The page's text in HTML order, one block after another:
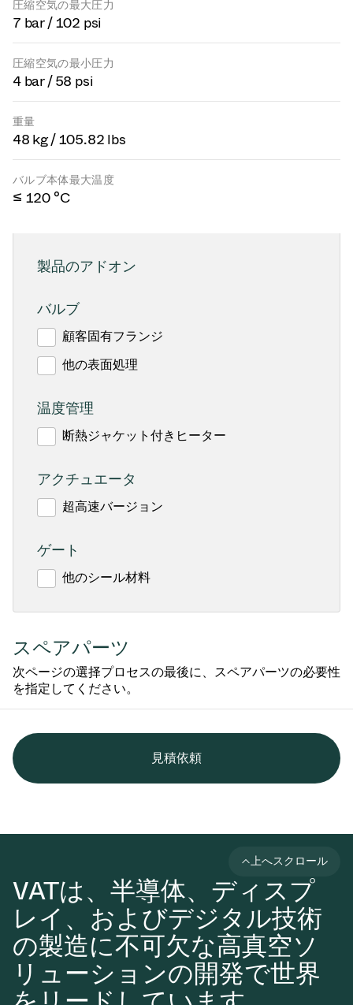
圧縮空気の最大圧力
7 bar / 102 psi
圧縮空気の最小圧力
4 bar / 58 psi
重量
48 kg / 105.82 lbs
バルブ本体最大温度
≤ 120 °C
製品のアドオン
バルブ
顧客固有フランジ
他の表面処理
温度管理
断熱ジャケット付きヒーター
アクチュエータ
超高速バージョン
ゲート
他のシール材料
スペアパーツ
次ページの選择プロセスの最後に、スペアパーツの必要性
を指定してください。
見積依頼
VATは、半導体、ディスプ
レイ、およびデジタル技術
の製造に不可欠な高真空ソ
リューションの開発で世界
上へスクロール